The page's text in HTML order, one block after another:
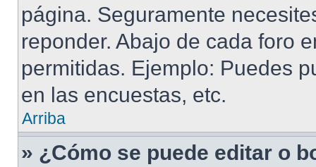
página. Seguramente
reponder. Abajo de cada foro
permitidas. Ejemplo: Puedes
en las encuestas, etc.
Arriba
» ¿Cómo se puede editar o